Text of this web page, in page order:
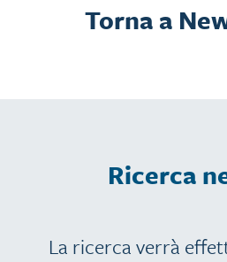
Torna a
Ricerca
La ricerca verrà